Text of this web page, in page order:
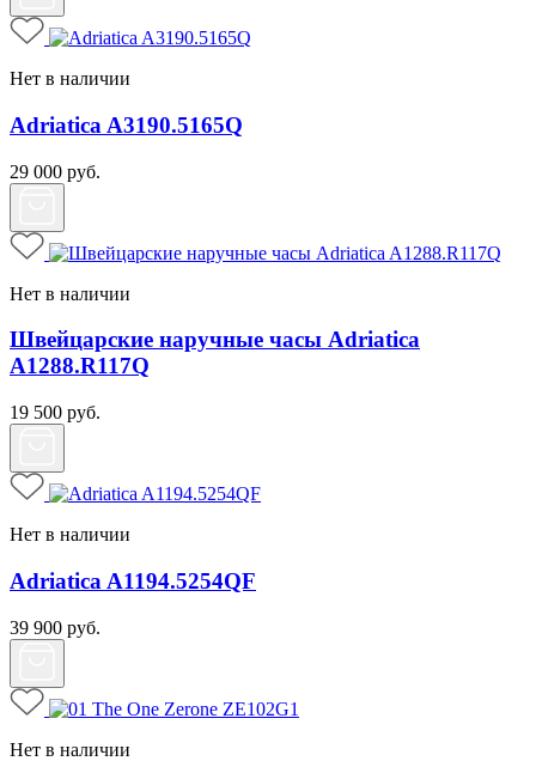
Нет в наличии
Adriatica A3190.5165Q
29 000 руб.
Нет в наличии
Швейцарские наручные часы Adriatica
A1288.R117Q
19 500 руб.
Нет в наличии
Adriatica A1194.5254QF
39 900 руб.
Нет в наличии